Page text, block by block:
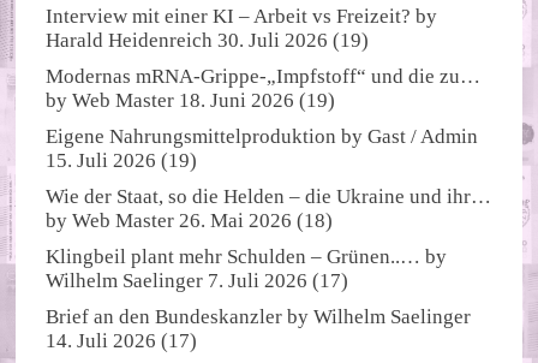
Interview mit einer KI – Arbeit vs Freizeit? by
Harald Heidenreich 30. Juli 2026 (19)
Modernas mRNA-Grippe-„Impfstoff“ und die zu…
byWeb Master 18. Juni 2026 (19)
Eigene Nahrungsmittelproduktion byGast / Admin
15. Juli 2026 (19)
Wie der Staat, so die Helden – die Ukraine und ihr…
byWeb Master 26. Mai 2026 (18)
Klingbeil plant mehr Schulden – Grünen..… by
Wilhelm Saelinger 7. Juli 2026 (17)
Brief an den Bundeskanzler byWilhelm Saelinger
14. Juli 2026 (17)